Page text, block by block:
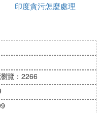
諸多令人詫異的行
滲透密不可分。在印
特的信仰體系和行為
難以理解，但在印度
這也只是印度人行為
的因素還需要我們進
章中，我們將繼續探
。
印度貪污怎麼處理
瀏覽：2266